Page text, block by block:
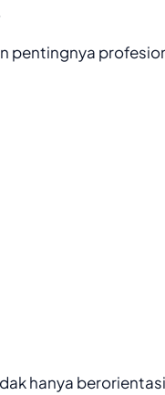
pentingnya
hanya